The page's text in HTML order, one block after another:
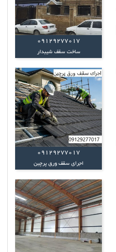
09129277017
ساخت سقف شیبدار
09129277017
اجرای سقف ورق پرچین